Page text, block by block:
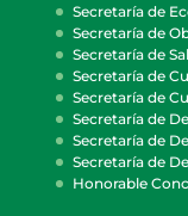
Secretaría de
Secretaría de
Secretaría de
Secretaría de
Secretaría de
Secretaría de
Secretaría de
Secretaría de
Honorable